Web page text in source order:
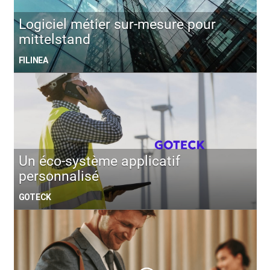
Logiciel métier sur-mesure pour
mittelstand
FILINEA
Un éco-système applicatif
personnalisé
GOTECK